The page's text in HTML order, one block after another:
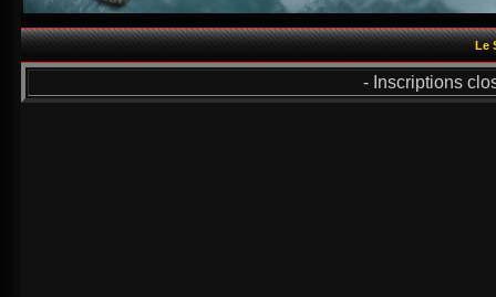
Le
- Inscriptions